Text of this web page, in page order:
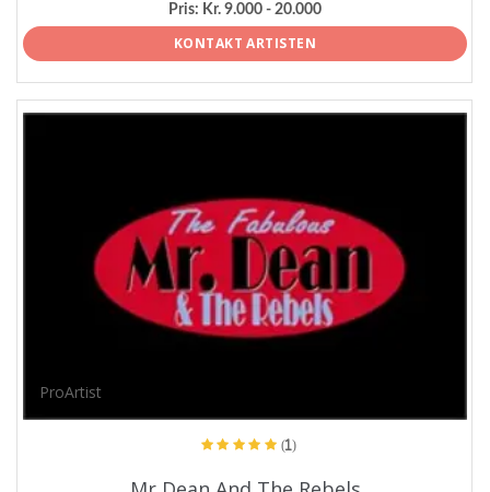
Pris: Kr. 9.000 - 20.000
KONTAKT ARTISTEN
ProArtist
(1)